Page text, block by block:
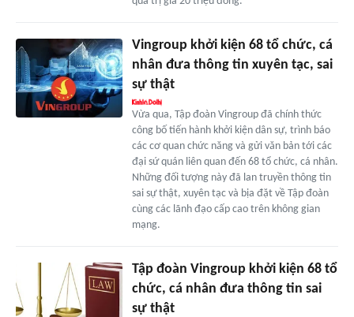
Vingroup khởi kiện 68 tổ chức, cá
nhân đưa thông tin xuyên tạc, sai
sự thật
Vừa qua, Tập đoàn Vingroup đã chính thức
công bố tiến hành khởi kiện dân sự, trình báo
các cơ quan chức năng và gửi văn bản tới các
đại sứ quán liên quan đến 68 tổ chức, cá nhân.
Những đối tượng này đã lan truyền thông tin
sai sự thật, xuyên tạc và bịa đặt về Tập đoàn
cùng các lãnh đạo cấp cao trên không gian
mạng.
Tập đoàn Vingroup khởi kiện 68 tổ
chức, cá nhân đưa thông tin sai
sự thật